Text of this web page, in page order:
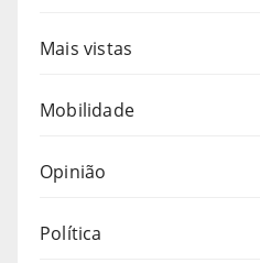
Mais vistas
Mobilidade
Opinião
Política